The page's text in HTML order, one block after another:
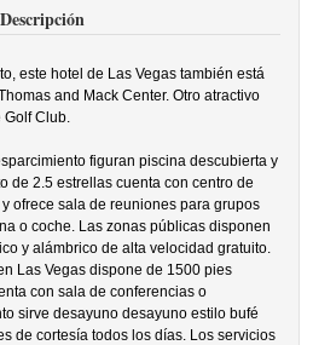
Descripción
este hotel de Las Vegas también está
and Mack Center. Otro atractivo
Golf Club.
figuran piscina descubierta y
de 2.5 estrellas cuenta con centro de
ofrece sala de reuniones para grupos
o coche. Las zonas públicas disponen
y alámbrico de alta velocidad gratuito.
Las Vegas dispone de 1500 pies
con sala de conferencias o
sirve desayuno desayuno estilo bufé
de cortesía todos los días. Los servicios